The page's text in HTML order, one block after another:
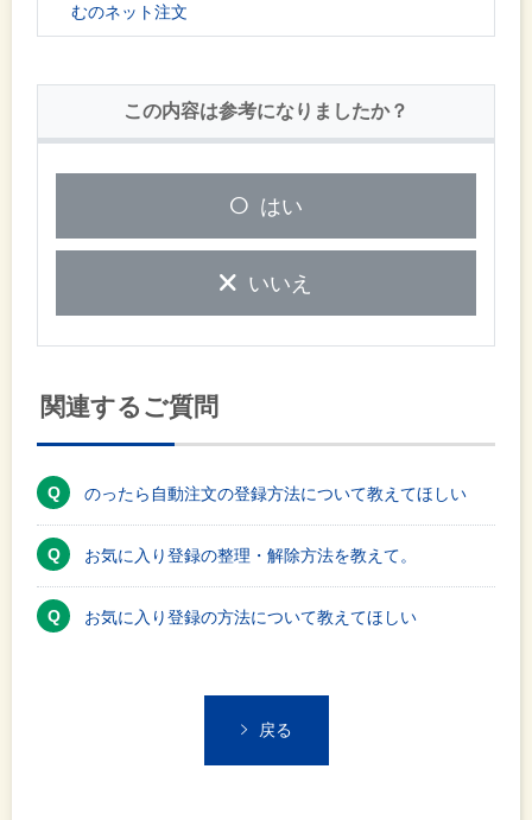
むのネット注文
この内容は参考になりましたか？
はい
いいえ
関連するご質問
のったら自動注文の登録方法について教えてほしい
お気に入り登録の整理・解除方法を教えて。
お気に入り登録の方法について教えてほしい
戻る